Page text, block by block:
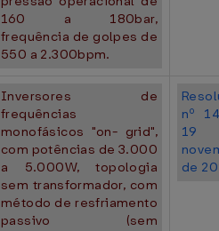
160 a 180bar,
frequência de golpes de
550 a 2.300bpm.
Inversores de
frequências
monofásicos "on- grid",
com potências de 3.000
a 5.000W, topologia
sem transformador, com
método de resfriamento
passivo (sem
nº
19
de